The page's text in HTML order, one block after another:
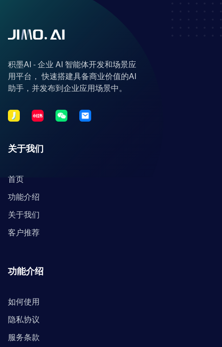
积墨AI - 企业 AI 智能体开发和场景应
用平台， 快速搭建具备商业价值的AI
助手，并发布到企业应用场景中。
关于我们
首页
功能介绍
关于我们
客户推荐
功能介绍
如何使用
隐私协议
服务条款